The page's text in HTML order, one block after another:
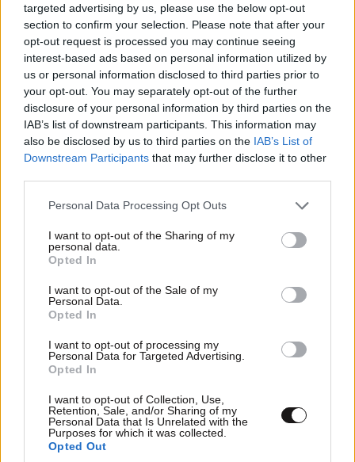
targeted advertising by us, please use the below opt-out
section to confirm your selection. Please note that after your
opt-out request is processed you may continue seeing
interest-based ads based on personal information utilized by
us or personal information disclosed to third parties prior to
your opt-out. You may separately opt-out of the further
disclosure of your personal information by third parties on the
IAB’s list of downstream participants. This information may
also be disclosed by us to third parties on the IAB’s List of
Downstream Participants that may further disclose it to other
Please note that this website/app uses one or more Google
not limited to your visit or usage behaviour. You may click to
grant or deny consent to Google and its third-party tags to
use your data for below specified purposes in below Google
consent section.
Personal Data Processing Opt Outs
I want to opt-out of the Sharing of my
personal data.
Opted In
I want to opt-out of the Sale of my
Personal Data.
Opted In
I want to opt-out of processing my
Personal Data for Targeted Advertising.
Opted In
I want to opt-out of Collection, Use,
Retention, Sale, and/or Sharing of my
Personal Data that Is Unrelated with the
Purposes for which it was collected.
Opted Out
ΕΛΛΑΔΑ06·08·2026 00:09
Σαν σήμερα 6 Αυγούστου: Πεθαίνει η Ρίτα
Σακελλαρίου, η λαϊκή ντίβα που έκανε τη ζωή